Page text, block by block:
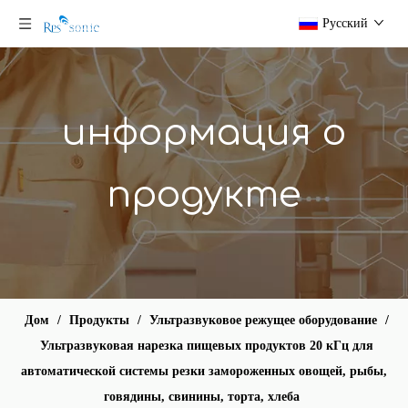
Pусский
информация о
продукте
Дом / Продукты / Ультразвуковое режущее оборудование /
Ультразвуковая нарезка пищевых продуктов 20 кГц для
автоматической системы резки замороженных овощей, рыбы,
говядины, свинины, торта, хлеба